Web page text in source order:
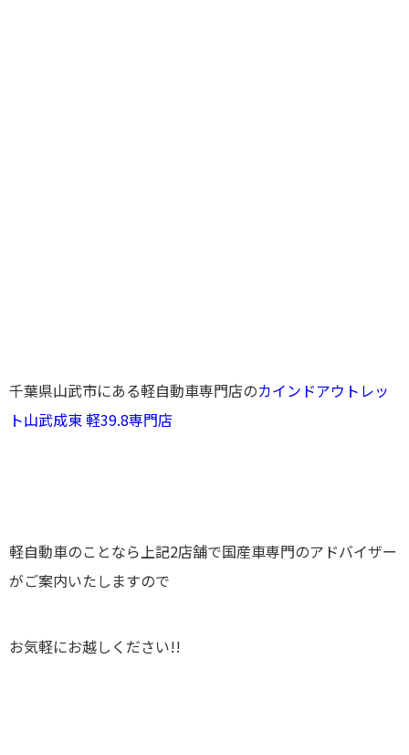
千葉県山武市にある軽自動車専門店のカインドアウトレッ
ト山武成東 軽39.8専門店
軽自動車のことなら上記2店舗で国産車専門のアドバイザー
がご案内いたしますので
お気軽にお越しください!!